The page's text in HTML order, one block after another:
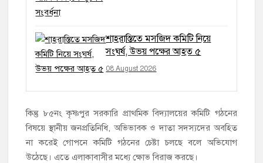
শাহরাস্তিতে মসজিদ কমিটি নিয়ে
সংঘর্ষ, উভয় পক্ষের আহত ৫
08 August 2026
কিন্তু ৮৫নং কৃষ্ণপুর সরকারি প্রাথমিক বিদ্যালয়ের কমিটি গঠনের
বিষয়ে স্থানীয় জনপ্রতিনিধি, অভিভাবক ও দাতা সদস্যদের অবহিত
না করেই গোপনে কমিটি গঠনের চেষ্টা চলছে বলে অভিযোগ
উঠেছে। এতে এলাকাবাসীর মধ্যে ক্ষোভ বিরাজ করছে।